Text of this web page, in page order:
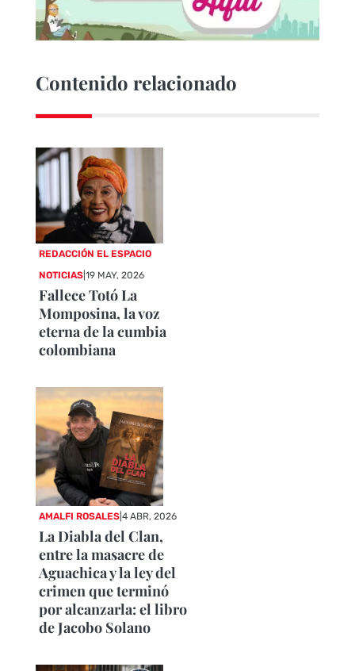
Contenido relacionado
REDACCIÓN EL ESPACIO
NOTICIAS |19 MAY, 2026
Fallece Totó La
Momposina, la voz
eterna de la cumbia
colombiana
AMALFI ROSALES |4 ABR, 2026
La Diabla del Clan,
entre la masacre de
Aguachica y la ley del
crimen que terminó
por alcanzarla: el libro
de Jacobo Solano